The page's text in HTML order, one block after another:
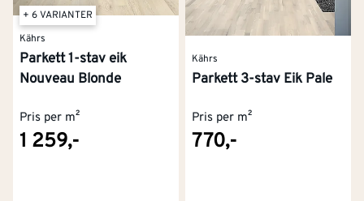
+ 6 VARIANTER
Kährs
Parkett 1-stav eik
Nouveau Blonde
Pris per m²
1 259,-
Kährs
Parkett 3-stav Eik Pale
Pris per m²
770,-